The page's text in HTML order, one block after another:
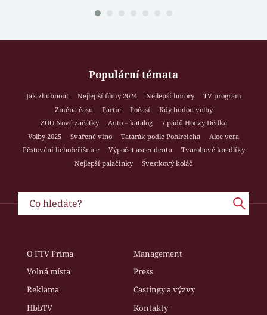
Populární témata
Jak zhubnout Nejlepší filmy 2024 Nejlepší horory
TV program
Změna času
Partie Počasí
Kdy budou volby
ZOO Nové začátky
Auto – katalog
7 pádů Honzy Dědka
Volby 2025
Svařené víno Tatarák podle Pohlreicha
Aloe vera
Pěstování lichořeřišnice
Výpočet ascendentu
Tvarohové knedlíky
Nejlepší palačinky
Švestkový koláč
O FTV Prima
Management
Volná místa
Press
Reklama
Castingy a výzvy
HbbTV
Kontakty